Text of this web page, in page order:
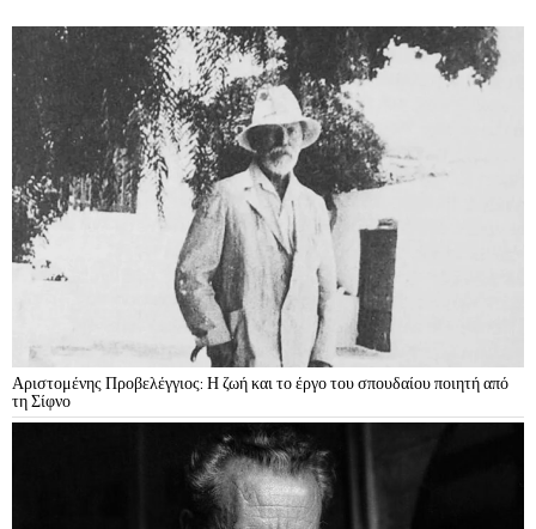
Αριστομένης Προβελέγγιος: Η ζωή και το έργο του σπουδαίου ποιητή από
τη Σίφνο